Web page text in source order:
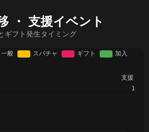
・ 支援イベント
ギフト発生タイミング